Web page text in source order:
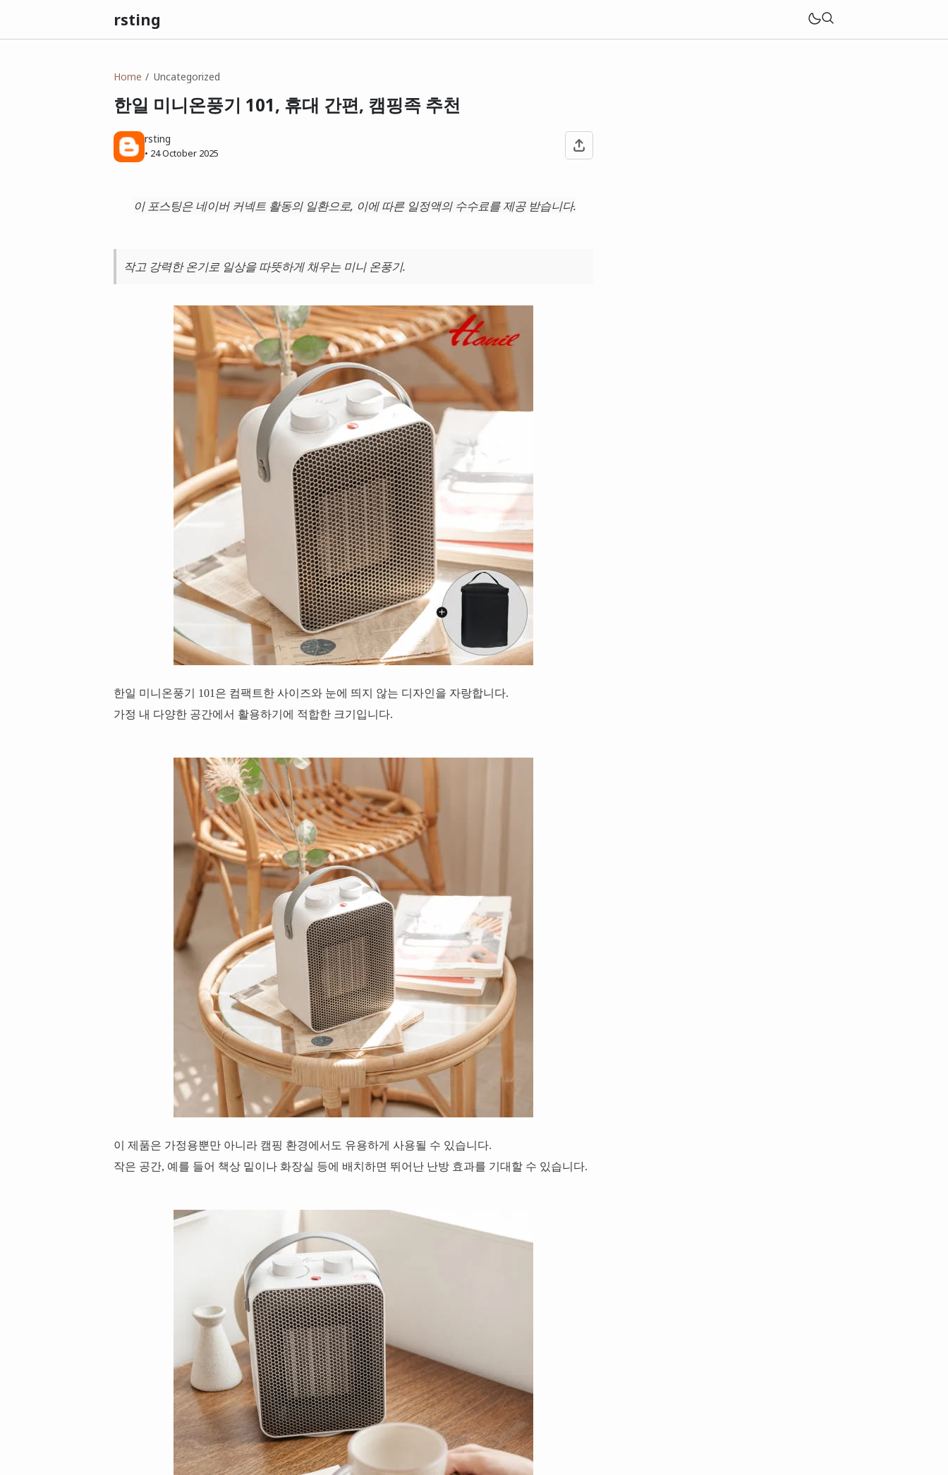
rsting
Home Uncategorized
한일 미니온풍기 101, 휴대 간편, 캠핑족 추천
rsting
• 24 October 2025
이 포스팅은 네이버 커넥트 활동의 일환으로, 이에 따른 일정액의 수수료를 제공 받습니다.
작고 강력한 온기로 일상을 따뜻하게 채우는 미니 온풍기.
한일 미니온풍기 101은 컴팩트한 사이즈와 눈에 띄지 않는 디자인을 자랑합니다.
가정 내 다양한 공간에서 활용하기에 적합한 크기입니다.
이 제품은 가정용뿐만 아니라 캠핑 환경에서도 유용하게 사용될 수 있습니다.
작은 공간, 예를 들어 책상 밑이나 화장실 등에 배치하면 뛰어난 난방 효과를 기대할 수 있습니다.